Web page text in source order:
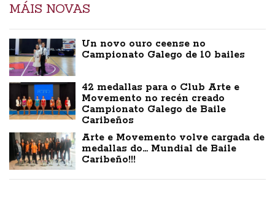
MÁIS NOVAS
Un novo ouro ceense no
Campionato Galego de 10 bailes
42 medallas para o Club Arte e
Movemento no recén creado
Campionato Galego de Baile
Caribeños
Arte e Movemento volve cargada de
medallas do… Mundial de Baile
Caribeño!!!